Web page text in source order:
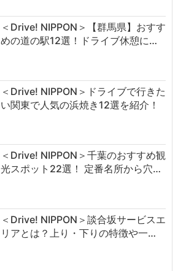
＜Drive! NIPPON＞【群馬県】おすす
めの道の駅12選！ドライブ休憩に…
＜Drive! NIPPON＞ドライブで行きた
い関東で人気の浜焼き12選を紹介！
＜Drive! NIPPON＞千葉のおすすめ観
光スポット22選！ 定番名所から穴…
＜Drive! NIPPON＞談合坂サービスエ
リアとは？上り・下りの特徴や一…